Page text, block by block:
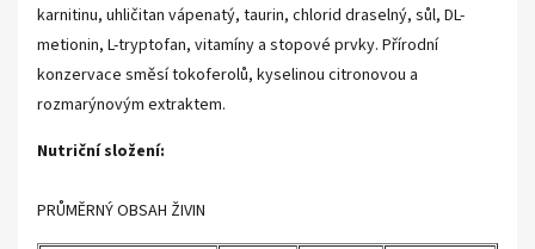
karnitinu, uhličitan vápenatý, taurin, chlorid draselný, sůl, DL-
metionin, L-tryptofan, vitamíny a stopové prvky. Přírodní
konzervace směsí tokoferolů, kyselinou citronovou a
rozmarýnovým extraktem.
Nutriční složení:
PRŮMĚRNÝ OBSAH ŽIVIN